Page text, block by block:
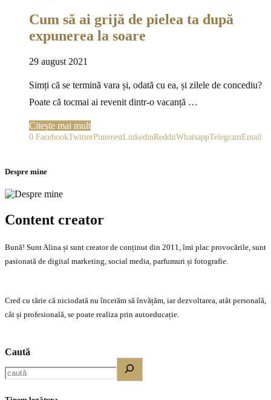
Cum să ai grijă de pielea ta după
expunerea la soare
29 august 2021
Simți că se termină vara și, odată cu ea, și zilele de concediu?
Poate că tocmai ai revenit dintr-o vacanță …
Citește mai mult
0 FacebookTwitterPinterestLinkedinRedditWhatsappTelegramEmail
Despre mine
Content creator
Bună! Sunt Alina și sunt creator de conținut din 2011, îmi plac provocările, sunt
pasionată de digital marketing, social media, parfumuri și fotografie.
Cred cu tărie că niciodată nu încetăm să învățăm, iar dezvoltarea, atât personală,
cât și profesională, se poate realiza prin autoeducație.
Caută